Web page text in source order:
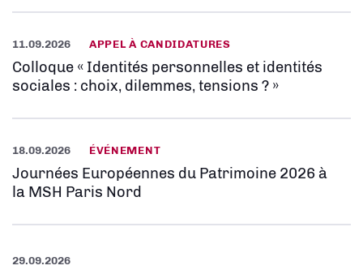
11.09.2026 APPEL À CANDIDATURES
Colloque « Identités personnelles et identités
sociales : choix, dilemmes, tensions ? »
18.09.2026 ÉVÉNEMENT
Journées Européennes du Patrimoine 2026 à
la MSH Paris Nord
29.09.2026